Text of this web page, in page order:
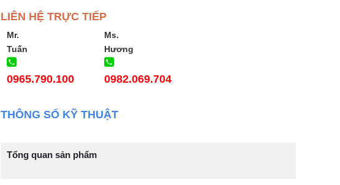
LIÊN HỆ TRỰC TIẾP
Mr.
Tuấn
0965.790.100
Ms.
Hương
0982.069.704
THÔNG SỐ KỸ THUẬT
Tổng quan sản phẩm